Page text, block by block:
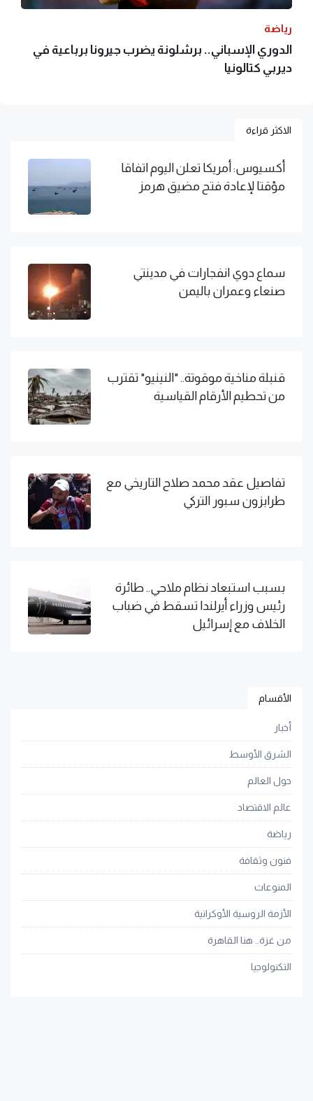
رياضة
الدوري الإسباني.. برشلونة يضرب جيرونا برباعية في
ديربي كتالونيا
الاكثر قراءة
أكسيوس: أمريكا تعلن اليوم اتفاقا
مؤقتا لإعادة فتح مضيق هرمز
سماع دوي انفجارات في مدينتي
صنعاء وعمران باليمن
قنبلة مناخية موقوتة.. "النينيو" تقترب
من تحطيم الأرقام القياسية
تفاصيل عقد محمد صلاح التاريخي مع
طرابزون سبور التركي
بسبب استبعاد نظام ملاحي.. طائرة
رئيس وزراء أيرلندا تسقط في ضباب
الخلاف مع إسرائيل
الأقسام
أخبار
الشرق الأوسط
حول العالم
عالم الاقتصاد
رياضة
فنون وثقافة
المنوعات
الأزمة الروسية الأوكرانية
من غزة.. هنا القاهرة
التكنولوجيا